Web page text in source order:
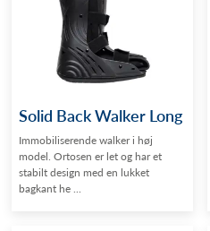
Solid Back Walker Long
Immobiliserende walker i høj
model. Ortosen er let og har et
stabilt design med en lukket
bagkant he ...